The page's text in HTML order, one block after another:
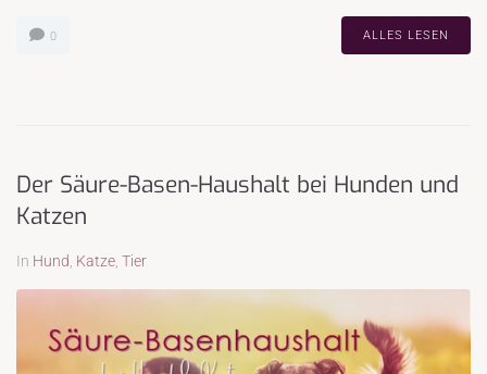
0 ALLES LESEN
Der Säure-Basen-Haushalt bei Hunden und
Katzen
In Hund Katze Tier